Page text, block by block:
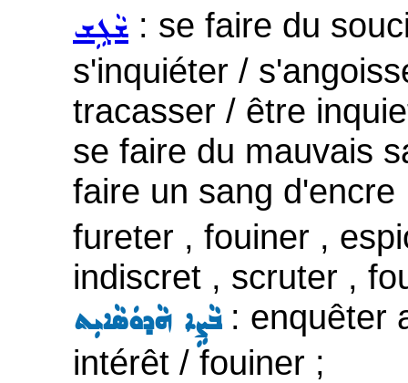
ܫܵܓܹܫ : se faire du
s'inquiéter /
tracasser / être
se faire du mauvais
faire un sang
fureter , fouiner ,
indiscret , scruter ,
ܒܵܨܹܐ ܗܵܕܘܿܣܵܐܝܼܬ: enquêter
intérêt / fouiner ;